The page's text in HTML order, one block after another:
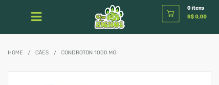
0 itens
R$ 0,00
HOME / CÃES / CONDROTON 1000 MG